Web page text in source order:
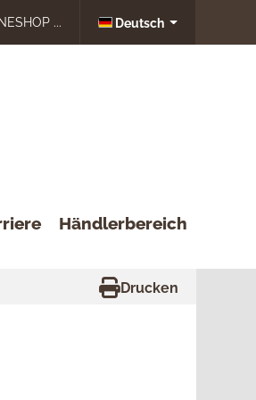
... Deutsch
Händlerbereich
Drucken